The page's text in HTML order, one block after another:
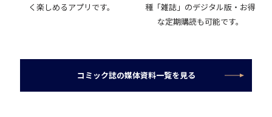
く楽しめるアプリです。
種「雑誌」のデジタル版・お得
な定期購読も可能です。
コミック誌の媒体資料一覧を見る